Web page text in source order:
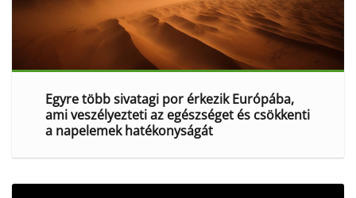
Egyre több sivatagi por érkezik Európába,
ami veszélyezteti az egészséget és csökkenti
a napelemek hatékonyságát